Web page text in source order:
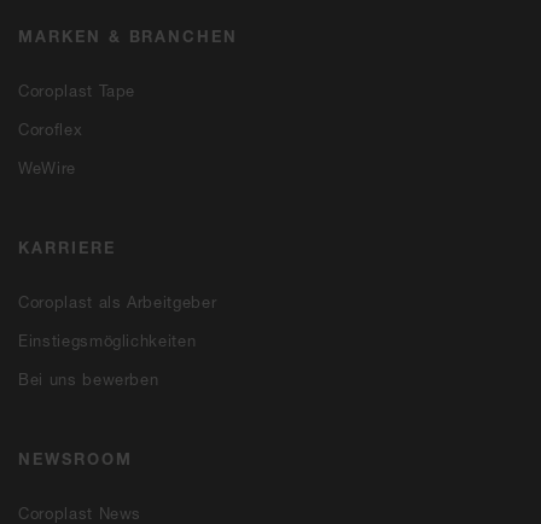
MARKEN & BRANCHEN
Coroplast Tape
Coroflex
WeWire
KARRIERE
Coroplast als Arbeitgeber
Einstiegsmöglichkeiten
Bei uns bewerben
NEWSROOM
Coroplast News